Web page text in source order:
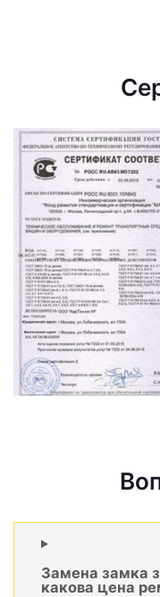
Замена замка
какова цена